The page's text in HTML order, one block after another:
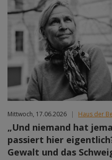
Mittwoch, 17.06.2026 | Haus der
„Und niemand hat
passiert hier
Gewalt und das